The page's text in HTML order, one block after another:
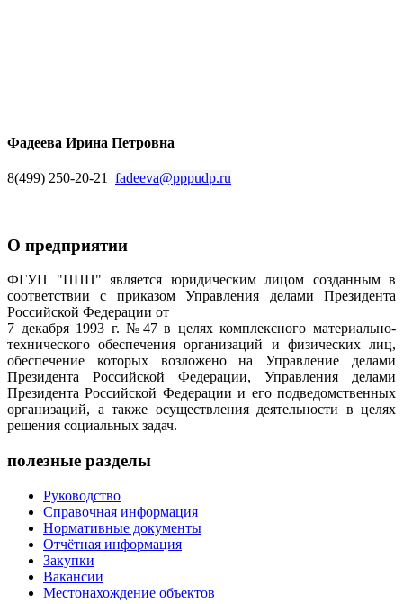
Фадеева Ирина Петровна
8(499) 250-20-21 fadeeva@pppudp.ru
О предприятии
ФГУП "ППП" является юридическим лицом созданным в
соответствии с приказом Управления делами Президента
Российской Федерации от
7 декабря 1993 г. №47 в целях комплексного материально-
технического обеспечения организаций и физических лиц,
обеспечение которых возложено на Управление делами
Президента Российской Федерации, Управления делами
Президента Российской Федерации и его подведомственных
организаций, а также осуществления деятельности в целях
решения социальных задач.
полезные разделы
Руководство
Справочная информация
Нормативные документы
Отчётная информация
Закупки
Вакансии
Местонахождение объектов